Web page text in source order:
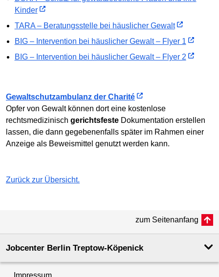
Kinder
TARA – Beratungsstelle bei häuslicher Gewalt
BIG – Intervention bei häuslicher Gewalt – Flyer 1
BIG – Intervention bei häuslicher Gewalt – Flyer 2
Gewaltschutzambulanz der Charité
Opfer von Gewalt können dort eine kostenlose
rechtsmedizinisch gerichtsfeste Dokumentation erstellen
lassen, die dann gegebenenfalls später im Rahmen einer
Anzeige als Beweismittel genutzt werden kann.
Zurück zur Übersicht.
zum Seitenanfang
Jobcenter Berlin Treptow-Köpenick
Impressum